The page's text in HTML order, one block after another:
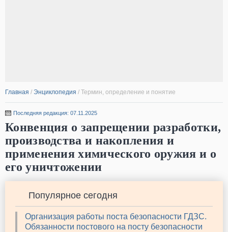
Главная / Энциклопедия / Термин, определение и понятие
Последняя редакция: 07.11.2025
Конвенция о запрещении разработки,
производства и накопления и
применения химического оружия и о
его уничтожении
Популярное сегодня
Организация работы поста безопасности ГДЗС.
Обязанности постового на посту безопасности